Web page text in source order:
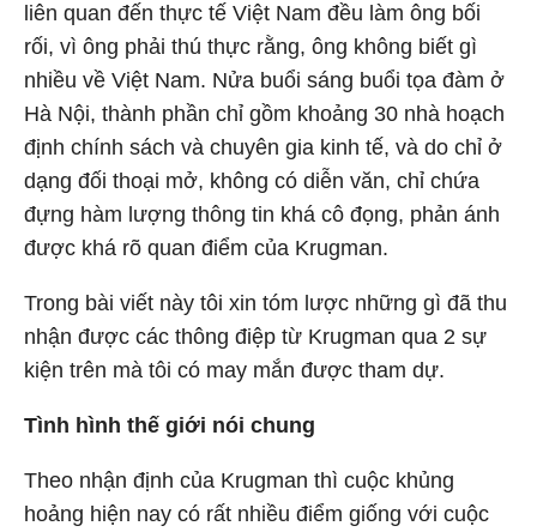
liên quan đến thực tế Việt Nam đều làm ông bối
rối, vì ông phải thú thực rằng, ông không biết gì
nhiều về Việt Nam. Nửa buổi sáng buổi tọa đàm ở
Hà Nội, thành phần chỉ gồm khoảng 30 nhà hoạch
định chính sách và chuyên gia kinh tế, và do chỉ ở
dạng đối thoại mở, không có diễn văn, chỉ chứa
đựng hàm lượng thông tin khá cô đọng, phản ánh
được khá rõ quan điểm của Krugman.
Trong bài viết này tôi xin tóm lược những gì đã thu
nhận được các thông điệp từ Krugman qua 2 sự
kiện trên mà tôi có may mắn được tham dự.
Tình hình thế giới nói chung
Theo nhận định của Krugman thì cuộc khủng
hoảng hiện nay có rất nhiều điểm giống với cuộc